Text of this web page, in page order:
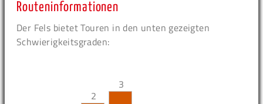
Routeninformationen
Der Fels bietet Touren in den unten gezeigten
Schwierigkeitsgraden:
2
3